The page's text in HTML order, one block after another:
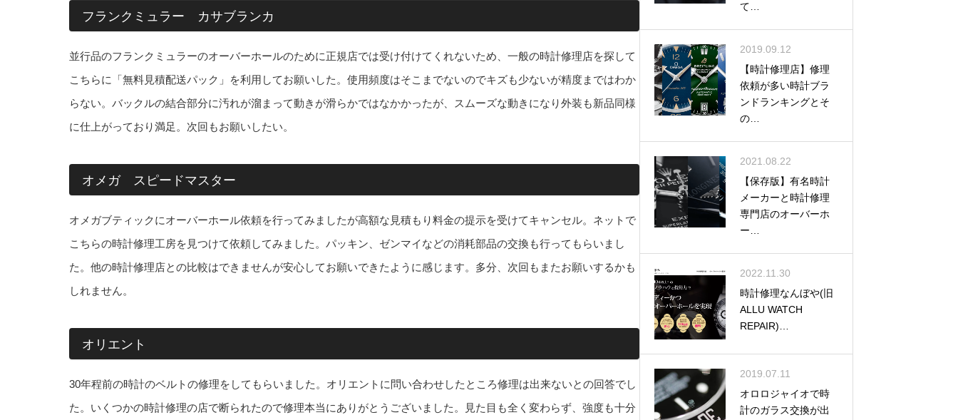
フランクミュラー カサブランカ
並行品のフランクミュラーのオーバーホールのために正規店では受け付けてくれないため、一般の時計修理店を探して
こちらに「無料見積配送パック」を利用してお願いした。使用頻度はそこまでないのでキズも少ないが精度まではわか
らない。バックルの結合部分に汚れが溜まって動きが滑らかではなかかったが、スムーズな動きになり外装も新品同様
に仕上がっており満足。次回もお願いしたい。
オメガ スピードマスター
オメガブティックにオーバーホール依頼を行ってみましたが高額な見積もり料金の提示を受けてキャンセル。ネットで
こちらの時計修理工房を見つけて依頼してみました。パッキン、ゼンマイなどの消耗部品の交換も行ってもらいまし
た。他の時計修理店との比較はできませんが安心してお願いできたように感じます。多分、次回もまたお願いするかも
しれません。
オリエント
30年程前の時計のベルトの修理をしてもらいました。オリエントに問い合わせしたところ修理は出来ないとの回答でし
た。いくつかの時計修理の店で断られたので修理本当にありがとうございました。見た目も全く変わらず、強度も十分
て…
2019.09.12
【時計修理店】修理
依頼が多い時計ブラ
ンドランキングとそ
の…
2021.08.22
【保存版】有名時計
メーカーと時計修理
専門店のオーバーホ
ー…
2022.11.30
時計修理なんぼや(旧
ALLU WATCH
REPAIR)…
2019.07.11
オロロジャイオで時
計のガラス交換が出